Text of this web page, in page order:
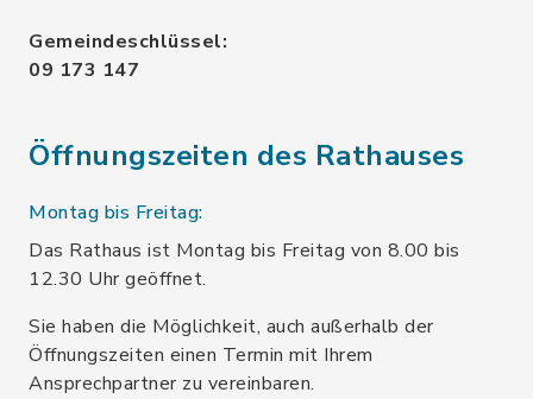
Gemeindeschlüssel:
09 173 147
Öffnungszeiten des Rathauses
Montag bis Freitag:
Das Rathaus ist Montag bis Freitag von 8.00 bis
12.30 Uhr geöffnet.
Sie haben die Möglichkeit, auch außerhalb der
Öffnungszeiten einen Termin mit Ihrem
Ansprechpartner zu vereinbaren.